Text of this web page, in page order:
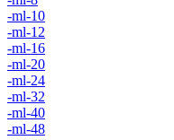
-ml-10
-ml-12
-ml-16
-ml-20
-ml-24
-ml-32
-ml-40
-ml-48